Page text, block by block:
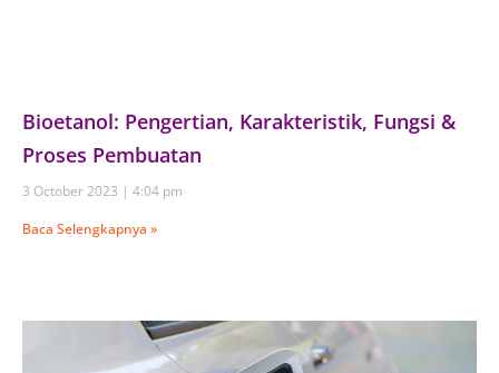
Bioetanol: Pengertian, Karakteristik, Fungsi &
Proses Pembuatan
3 October 2023
4:04 pm
Baca Selengkapnya »